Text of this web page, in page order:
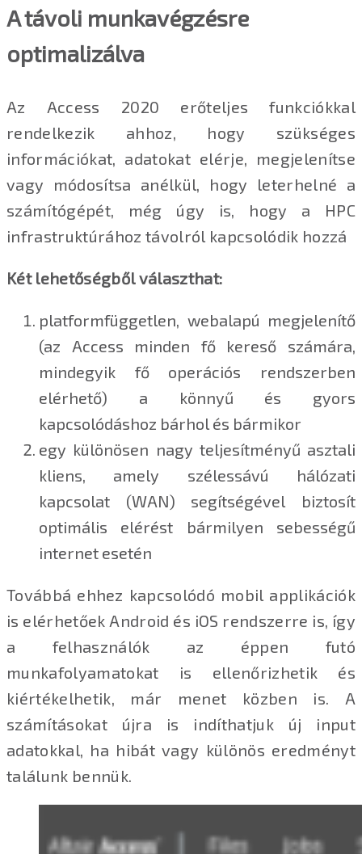
A távoli munkavégzésre
optimalizálva
Az Access 2020 erőteljes funkciókkal
rendelkezik ahhoz, hogy szükséges
információkat, adatokat elérje, megjelenítse
vagy módosítsa anélkül, hogy leterhelné a
számítógépét, még úgy is, hogy a HPC
infrastruktúrához távolról kapcsolódik hozzá
Két lehetőségből választhat:
platformfüggetlen, webalapú megjelenítő
(az Access minden fő kereső számára,
mindegyik fő operációs rendszerben
elérhető) a könnyű és gyors
kapcsolódáshoz bárhol és bármikor
egy különösen nagy teljesítményű asztali
kliens, amely szélessávú hálózati
kapcsolat (WAN) segítségével biztosít
optimális elérést bármilyen sebességű
internet esetén
Továbbá ehhez kapcsolódó mobil applikációk
is elérhetőek Android és iOS rendszerre is, így
a felhasználók az éppen futó
munkafolyamatokat is ellenőrizhetik és
kiértékelhetik, már menet közben is. A
számításokat újra is indíthatjuk új input
adatokkal, ha hibát vagy különös eredményt
találunk bennük.